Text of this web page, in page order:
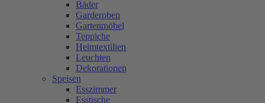
Bäder
Garderoben
Gartenmöbel
Teppiche
Heimtextilien
Leuchten
Dekorationen
Speisen
Esszimmer
Esstische